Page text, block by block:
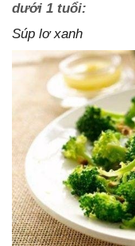
dưới 1 tuổi:
Súp lơ xanh